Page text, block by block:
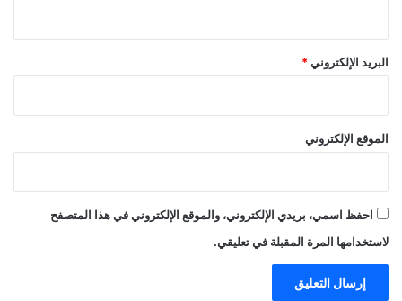
البريد الإلكتروني *
الموقع الإلكتروني
احفظ اسمي، بريدي الإلكتروني، والموقع الإلكتروني في هذا المتصفح
لاستخدامها المرة المقبلة في تعليقي.